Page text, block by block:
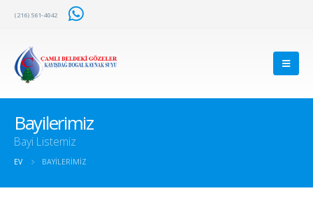
(216) 561-4042
Bayilerimiz
Bayi Listemiz
EV BAYILERIMIZ